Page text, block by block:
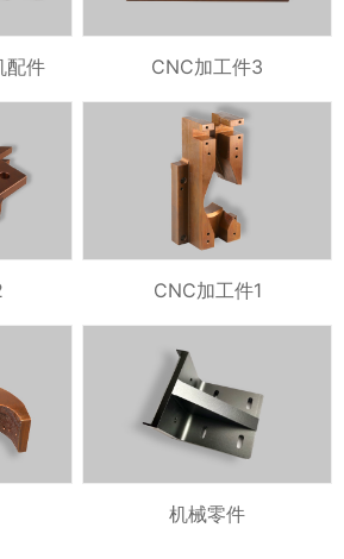
配件 CNC加工件3
CNC加工件1
机械零件